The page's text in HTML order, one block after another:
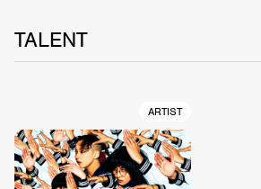
TALENT
ARTIST